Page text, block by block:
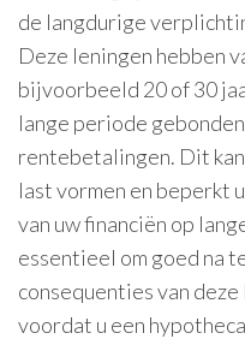
de langdurige
Deze leningen hebben
bijvoorbeeld 20 of 30
lange periode
rentebetalingen. Dit
last vormen en beperkt
van uw financiën op
essentieel om goed na
consequenties van
voordat u een